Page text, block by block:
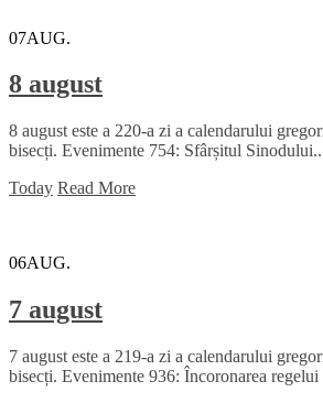
07AUG.
8 august
8 august este a 220-a zi a calendarului
bisecți. Evenimente 754: Sfârșitul
Today Read More
06AUG.
7 august
7 august este a 219-a zi a calendarului
bisecți. Evenimente 936: Încoronarea